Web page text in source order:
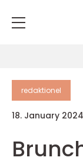
redaktionel
18. January 2024